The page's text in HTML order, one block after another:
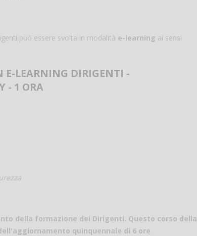
può essere svolta in modalità e-learning ai sensi
E-LEARNING DIRIGENTI -
- 1 ORA
della formazione dei Dirigenti. Questo corso della
quinquennale di 6 ore.